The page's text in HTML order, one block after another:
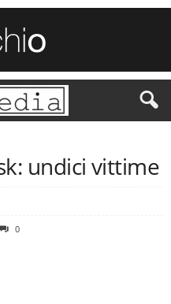
undici vittime
0